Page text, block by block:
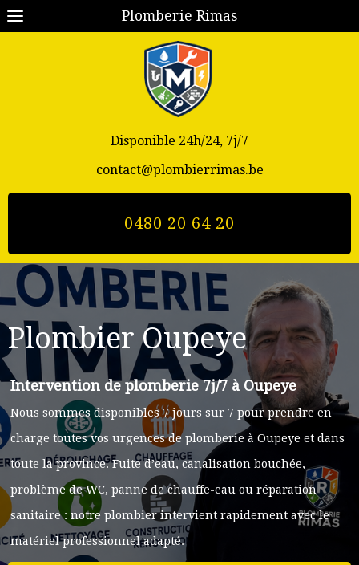
Plomberie Rimas
Disponible 24h/24, 7j/7
contact@plombierrimas.be
0480 20 64 20
Plombier Oupeye
Intervention de plomberie 7j/7 à Oupeye
Nous sommes disponibles 7 jours sur 7 pour prendre en
charge toutes vos urgences de plomberie à Oupeye et dans
toute la province. Fuite d’eau, canalisation bouchée,
problème de WC, panne de chauffe-eau ou réparation
sanitaire : notre plombier intervient rapidement avec le
matériel professionnel adapté.